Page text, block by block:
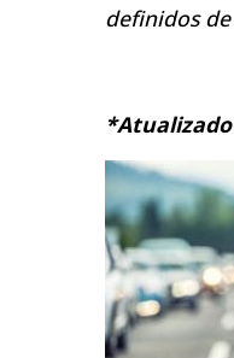
definidos
*Atualizado